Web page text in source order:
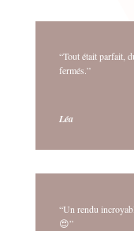
“Tout était parfait,
fermés.”
Léa
“Un rendu
😍”